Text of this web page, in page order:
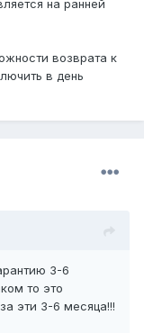
на ранней
возврата к
в день
3-6
то это
эти 3-6 месяца!!!